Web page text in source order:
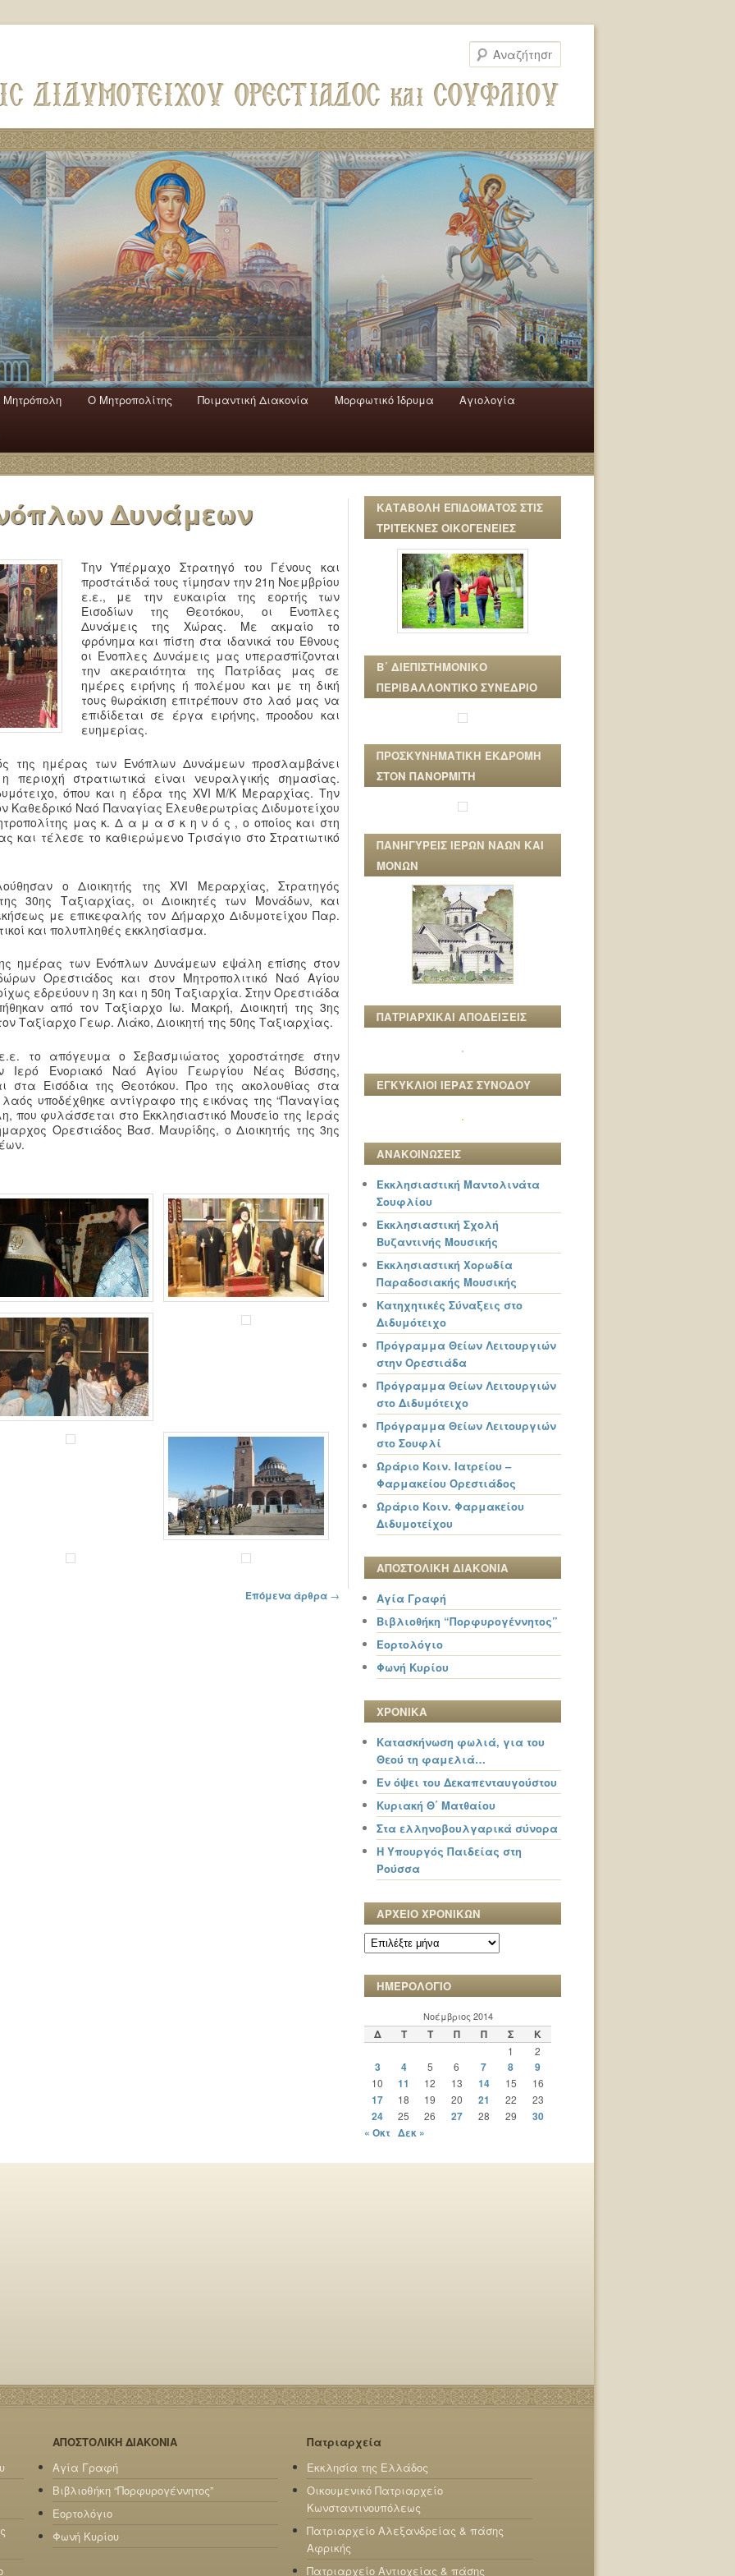
Mητρόπολη Ο Mητροπολίτης Ποιμαντική Διακονία Μορφωτικό Ίδρυμα Αγιολογία
Δυνάμεων
Την Υπέρμαχο Στρατηγό του Γένους και
προστάτιδά τους τίμησαν την 21η Νοεμβρίου
ε.ε., με την ευκαιρία της εορτής των
Εισοδίων της Θεοτόκου, οι Ένοπλες
Δυνάμεις της Χώρας. Με ακμαίο το
φρόνημα και πίστη στα ιδανικά του Έθνους
οι Ένοπλες Δυνάμεις μας υπερασπίζονται
την ακεραιότητα της Πατρίδας μας σε
ημέρες ειρήνης ή πολέμου και με τη δική
τους θωράκιση επιτρέπουν στο λαό μας να
επιδίδεται σε έργα ειρήνης, προοδου και
ευημερίας.
της ημέρας των Ενόπλων Δυνάμεων προσλαμβάνει
περιοχή στρατιωτικά είναι νευραλγικής σημασίας.
όπου και η έδρα της XVI Μ/Κ Μεραρχίας. Την
Καθεδρικό Ναό Παναγίας Ελευθερωτρίας Διδυμοτείχου
μας κ. Δ α μ α σ κ η ν ό ς , ο οποίος και στη
και τέλεσε το καθιερώμενο Τρισάγιο στο Στρατιωτικό
ο Διοικητής της XVI Μεραρχίας, Στρατηγός
30ης Ταξιαρχίας, οι Διοικητές των Μονάδων, και
με επικεφαλής τον Δήμαρχο Διδυμοτείχου Παρ.
και πολυπληθές εκκλησίασμα.
ημέρας των Ενόπλων Δυνάμεων εψάλη επίσης στον
Ορεστιάδος και στον Μητροπολιτικό Ναό Αγίου
εδρεύουν η 3η και η 50η Ταξιαρχία. Στην Ορεστιάδα
από τον Ταξίαρχο Ιω. Μακρή, Διοικητή της 3ης
Ταξίαρχο Γεωρ. Λιάκο, Διοικητή της 50ης Ταξιαρχίας.
το απόγευμα ο Σεβασμιώατος χοροστάτησε στην
Ιερό Ενοριακό Nαό Αγίου Γεωργίου Νέας Βύσσης,
στα Εισόδια της Θεοτόκου. Προ της ακολουθίας στα
υποδέχθηκε αντίγραφο της εικόνας της “Παναγίας
που φυλάσσεται στο Εκκλησιαστικό Μουσείο της Ιεράς
Ορεστιάδος Βασ. Μαυρίδης, ο Διοικητής της 3ης
Επόμενα άρθρα →
ΚΑΤΑΒΟΛΗ ΕΠΙΔΟΜΑΤΟΣ ΣΤΙΣ
ΤΡΙΤΕΚΝΕΣ ΟΙΚΟΓΕΝΕΙΕΣ
Β΄ ΔΙΕΠΙΣΤΗΜΟΝΙΚΟ
ΠΕΡΙΒΑΛΛΟΝΤΙΚΟ ΣΥΝΕΔΡΙΟ
ΠΡΟΣΚΥΝΗΜΑΤΙΚΗ ΕΚΔΡΟΜΗ
ΣΤΟΝ ΠΑΝΟΡΜΙΤΗ
ΠΑΝΗΓΥΡΕΙΣ ΙΕΡΩΝ ΝΑΩΝ ΚΑΙ
ΜΟΝΩΝ
ΠΑΤΡΙΑΡΧΙΚΑΙ ΑΠΟΔΕΙΞΕΙΣ
ΕΓΚΥΚΛΙΟΙ ΙΕΡΑΣ ΣΥΝΟΔΟΥ
ΑΝΑΚΟΙΝΩΣΕΙΣ
Εκκλησιαστική Μαντολινάτα
Σουφλίου
Εκκλησιαστική Σχολή
Βυζαντινής Μουσικής
Εκκλησιαστική Χορωδία
Παραδοσιακής Μουσικής
Κατηχητικές Σύναξεις στο
Διδυμότειχο
Πρόγραμμα Θείων Λειτουργιών
στην Ορεστιάδα
Πρόγραμμα Θείων Λειτουργιών
στο Διδυμότειχο
Πρόγραμμα Θείων Λειτουργιών
στο Σουφλί
Ωράριο Κοιν. Ιατρείου –
Φαρμακείου Ορεστιάδος
Ωράριο Κοιν. Φαρμακείου
Διδυμοτείχου
ΑΠΟΣΤΟΛΙΚΗ ΔΙΑΚΟΝΙΑ
Αγία Γραφή
Βιβλιοθήκη “Πορφυρογέννητος”
Εορτολόγιο
Φωνή Κυρίου
ΧΡΟΝΙΚΑ
Κατασκήνωση φωλιά, για του
Θεού τη φαμελιά…
Εν όψει του Δεκαπενταυγούστου
Κυριακή Θ΄ Ματθαίου
Στα ελληνοβουλγαρικά σύνορα
Η Υπουργός Παιδείας στη
Ρούσσα
ΑΡΧΕΙΟ ΧΡΟΝΙΚΩΝ
ΑΡΧΕΙΟ
ΧΡΟΝΙΚΩΝ
ΗΜΕΡΟΛΟΓΙΟ
Νοέμβριος 2014
Δ Τ Τ Π Π Σ Κ
1 2
3 4 5 6 7 8 9
10 11 12 13 14 15 16
17 18 19 20 21 22 23
24 25 26 27 28 29
30
« Οκτ Δεκ »
ΑΠΟΣΤΟΛΙΚΗ ΔΙΑΚΟΝΙΑ
Αγία Γραφή
Βιβλιοθήκη “Πορφυρογέννητος”
Εορτολόγιο
Φωνή Κυρίου
Πατριαρχεία
Εκκλησία της Ελλάδος
Οικουμενικό Πατριαρχείο
Κωνσταντινουπόλεως
Πατριαρχείο Αλεξανδρείας & πάσης
Αφρικής
Πατριαρχείο Αντιοχείας & πάσης